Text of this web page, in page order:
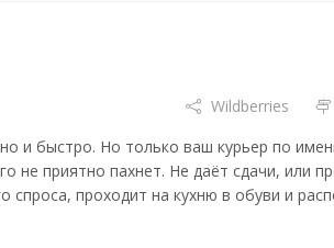
Wildberries
и быстро. Но только ваш курьер по
не приятно пахнет. Не даёт сдачи, или
проходит на кухню в обуви и